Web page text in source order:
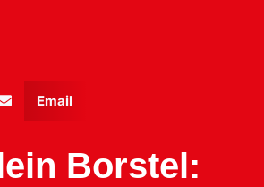
Email
Borstel: